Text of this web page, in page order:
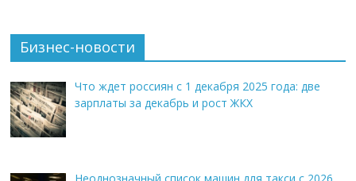
Бизнес-новости
Что ждет россиян с 1 декабря 2025 года: две
зарплаты за декабрь и рост ЖКХ